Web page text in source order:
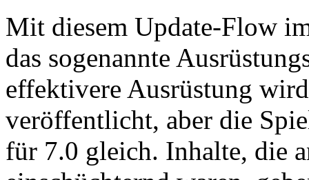
Mit diesem Update-Flow
das sogenannte
effektivere Ausrüstung
veröffentlicht, aber die
für 7.0 gleich. Inhalte, die